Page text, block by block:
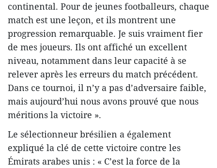
continental. Pour de jeunes footballeurs, chaque
match est une leçon, et ils montrent une
progression remarquable. Je suis vraiment fier
de mes joueurs. Ils ont affiché un excellent
niveau, notamment dans leur capacité à se
relever après les erreurs du match précédent.
Dans ce tournoi, il n’y a pas d’adversaire faible,
mais aujourd’hui nous avons prouvé que nous
méritions la victoire ».
Le sélectionneur brésilien a également
expliqué la clé de cette victoire contre les
Émirats arabes unis : « C’est la force de la